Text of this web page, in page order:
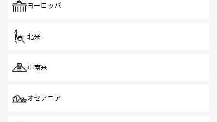
で、ホーカーズは地元の風情を楽しめる外せないスポット
ヨーロッパ
北米
中南米
オセアニア